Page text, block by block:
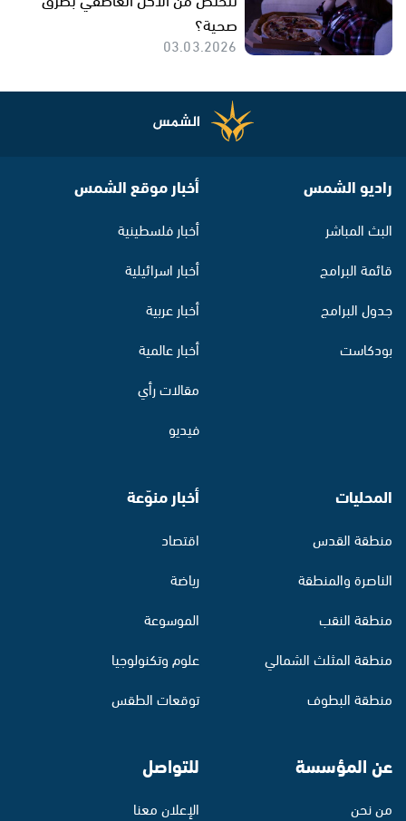
صحية؟
03.03.2026
راديو الشمس
البث المباشر
قائمة البرامج
جدول البرامج
بودكاست
أخبار موقع الشمس
أخبار فلسطينية
أخبار اسرائيلية
أخبار عربية
أخبار عالمية
مقالات رأي
فيديو
المحليات
منطقة القدس
الناصرة والمنطقة
منطقة النقب
منطقة المثلث الشمالي
منطقة البطوف
أخبار منوّعة
اقتصاد
رياضة
الموسوعة
علوم وتكنولوجيا
توقعات الطقس
عن المؤسسة
من نحن
للتواصل
الإعلان معنا